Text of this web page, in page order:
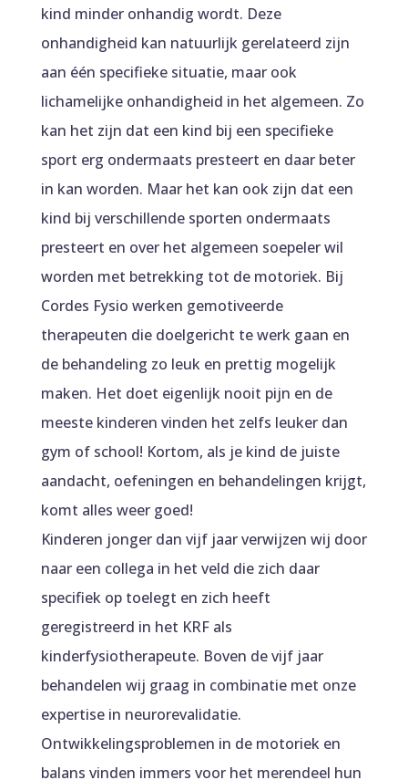
kind minder onhandig wordt. Deze
onhandigheid kan natuurlijk gerelateerd zijn
aan één specifieke situatie, maar ook
lichamelijke onhandigheid in het algemeen. Zo
kan het zijn dat een kind bij een specifieke
sport erg ondermaats presteert en daar beter
in kan worden. Maar het kan ook zijn dat een
kind bij verschillende sporten ondermaats
presteert en over het algemeen soepeler wil
worden met betrekking tot de motoriek. Bij
Cordes Fysio werken gemotiveerde
therapeuten die doelgericht te werk gaan en
de behandeling zo leuk en prettig mogelijk
maken. Het doet eigenlijk nooit pijn en de
meeste kinderen vinden het zelfs leuker dan
gym of school! Kortom, als je kind de juiste
aandacht, oefeningen en behandelingen krijgt,
komt alles weer goed!
Kinderen jonger dan vijf jaar verwijzen wij door
naar een collega in het veld die zich daar
specifiek op toelegt en zich heeft
geregistreerd in het KRF als
kinderfysiotherapeute. Boven de vijf jaar
behandelen wij graag in combinatie met onze
expertise in neurorevalidatie.
Ontwikkelingsproblemen in de motoriek en
balans vinden immers voor het merendeel hun